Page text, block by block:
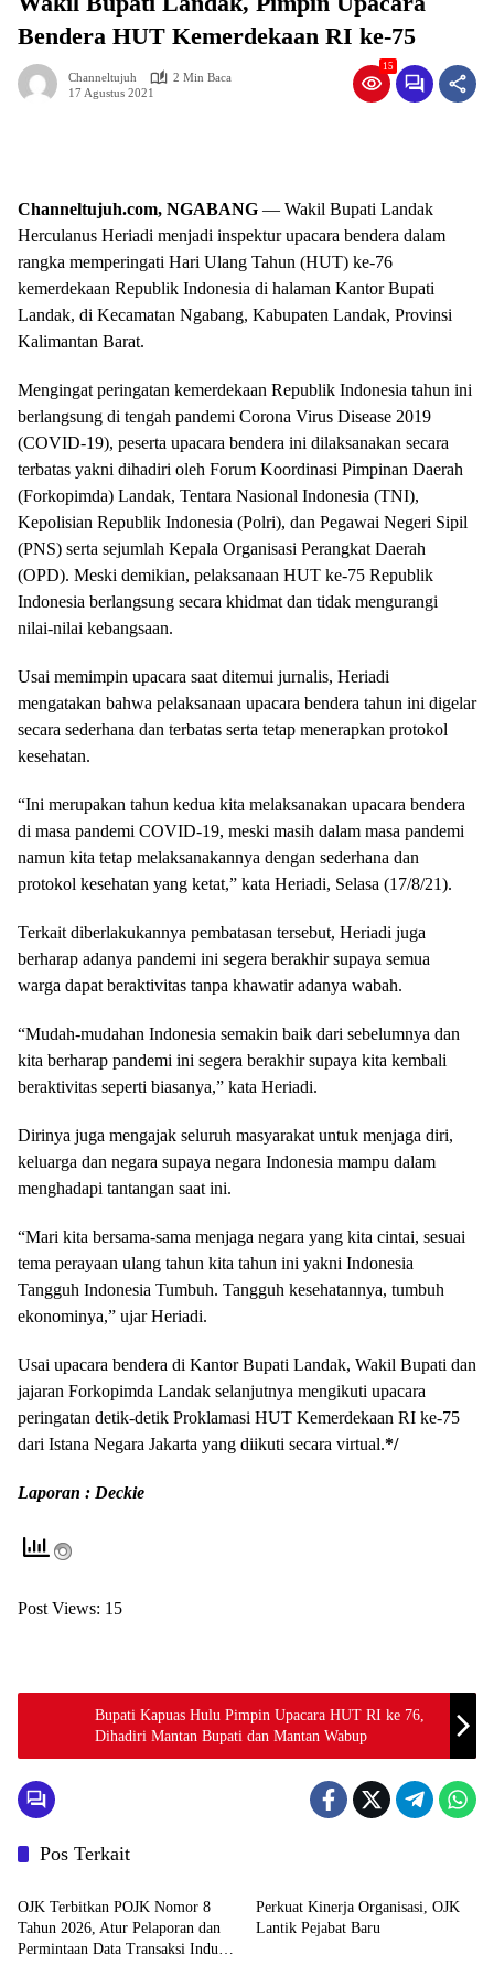
Bendera HUT Kemerdekaan RI ke-75
Channeltujuh
2 Min Baca
17 Agustus 2021
15
Channeltujuh.com, NGABANG — Wakil Bupati Landak
Herculanus Heriadi menjadi inspektur upacara bendera dalam
rangka memperingati Hari Ulang Tahun (HUT) ke-76
kemerdekaan Republik Indonesia di halaman Kantor Bupati
Landak, di Kecamatan Ngabang, Kabupaten Landak, Provinsi
Kalimantan Barat.
Mengingat peringatan kemerdekaan Republik Indonesia tahun ini
berlangsung di tengah pandemi Corona Virus Disease 2019
(COVID-19), peserta upacara bendera ini dilaksanakan secara
terbatas yakni dihadiri oleh Forum Koordinasi Pimpinan Daerah
(Forkopimda) Landak, Tentara Nasional Indonesia (TNI),
Kepolisian Republik Indonesia (Polri), dan Pegawai Negeri Sipil
(PNS) serta sejumlah Kepala Organisasi Perangkat Daerah
(OPD). Meski demikian, pelaksanaan HUT ke-75 Republik
Indonesia berlangsung secara khidmat dan tidak mengurangi
nilai-nilai kebangsaan.
Usai memimpin upacara saat ditemui jurnalis, Heriadi
mengatakan bahwa pelaksanaan upacara bendera tahun ini digelar
secara sederhana dan terbatas serta tetap menerapkan protokol
kesehatan.
“Ini merupakan tahun kedua kita melaksanakan upacara bendera
di masa pandemi COVID-19, meski masih dalam masa pandemi
namun kita tetap melaksanakannya dengan sederhana dan
protokol kesehatan yang ketat,” kata Heriadi, Selasa (17/8/21).
Terkait diberlakukannya pembatasan tersebut, Heriadi juga
berharap adanya pandemi ini segera berakhir supaya semua
warga dapat beraktivitas tanpa khawatir adanya wabah.
“Mudah-mudahan Indonesia semakin baik dari sebelumnya dan
kita berharap pandemi ini segera berakhir supaya kita kembali
beraktivitas seperti biasanya,” kata Heriadi.
Dirinya juga mengajak seluruh masyarakat untuk menjaga diri,
keluarga dan negara supaya negara Indonesia mampu dalam
menghadapi tantangan saat ini.
“Mari kita bersama-sama menjaga negara yang kita cintai, sesuai
tema perayaan ulang tahun kita tahun ini yakni Indonesia
Tangguh Indonesia Tumbuh. Tangguh kesehatannya, tumbuh
ekonominya,” ujar Heriadi.
Usai upacara bendera di Kantor Bupati Landak, Wakil Bupati dan
jajaran Forkopimda Landak selanjutnya mengikuti upacara
peringatan detik-detik Proklamasi HUT Kemerdekaan RI ke-75
dari Istana Negara Jakarta yang diikuti secara virtual.*/
Laporan : Deckie
Post Views: 15
Bupati Kapuas Hulu Pimpin Upacara HUT RI ke 76,
Dihadiri Mantan Bupati dan Mantan Wabup
Pos Terkait
News
OJK Terbitkan POJK Nomor 8
Tahun 2026, Atur Pelaporan dan
Permintaan Data Transaksi Industri
Perkuat Kinerja Organisasi, OJK
Lantik Pejabat Baru
News